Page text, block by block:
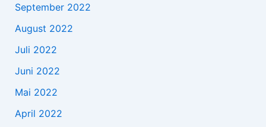
September 2022
August 2022
Juli 2022
Juni 2022
Mai 2022
April 2022